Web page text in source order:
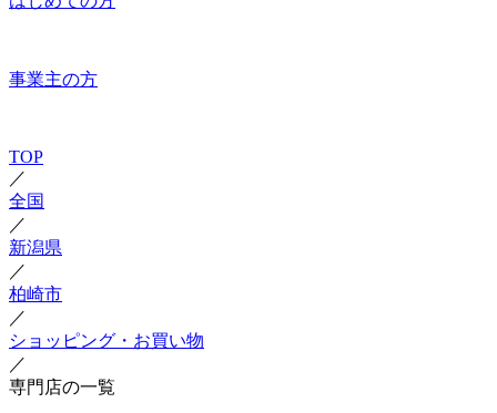
事業主の方
TOP
／
全国
／
新潟県
／
柏崎市
／
ショッピング・お買い物
／
専門店の一覧